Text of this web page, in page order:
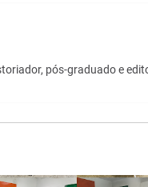
pós-graduado e